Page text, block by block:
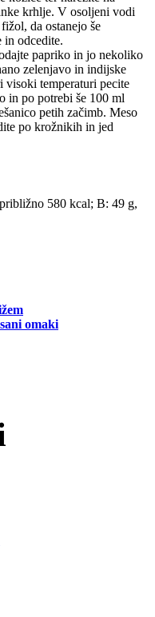
krhlje. V osoljeni vodi
da ostanejo še
in odcedite.
papriko in jo nekoliko
zelenjavo in indijske
visoki temperaturi pecite
in po potrebi še 100 ml
petih začimb. Meso
po krožnikih in jed
580 kcal; B: 49 g,
omaki